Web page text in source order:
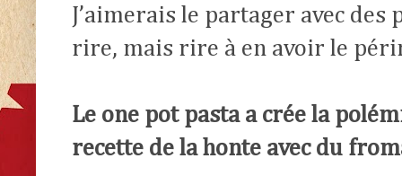
J’aimerais le partager avec
rire, mais rire à en avoir le
Le one pot pasta a crée la
recette de la honte avec du